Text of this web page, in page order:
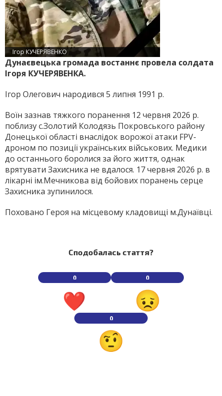
Ігор КУЧЕРЯВЕНКО
Дунаєвецька громада востаннє провела солдата
Ігоря КУЧЕРЯВЕНКА.
Ігор Олегович народився 5 липня 1991 р.
Воїн зазнав тяжкого поранення 12 червня 2026 р.
поблизу с.Золотий Колодязь Покровського району
Донецької області внаслідок ворожої атаки FPV-
дроном по позиції українських військових. Медики
до останнього боролися за його життя, однак
врятувати Захисника не вдалося. 17 червня 2026 р. в
лікарні ім.Мечникова від бойових поранень серце
Захисника зупинилося.
Поховано Героя на місцевому кладовищі м.Дунаївці.
Сподобалась стаття?
0 0
0